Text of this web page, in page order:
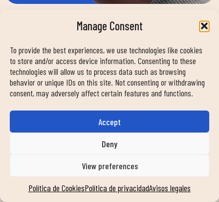
Manage Consent
To provide the best experiences, we use technologies like cookies
to store and/or access device information. Consenting to these
technologies will allow us to process data such as browsing
behavior or unique IDs on this site. Not consenting or withdrawing
consent, may adversely affect certain features and functions.
Accept
Deny
View preferences
Política de CookiesPolítica de privacidadAvisos legales
¿EN QUÉ PODEMOS
AYUDARTE?